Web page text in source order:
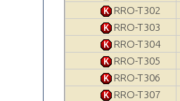
RRO-T302
RRO-T303
RRO-T304
RRO-T305
RRO-T306
RRO-T307